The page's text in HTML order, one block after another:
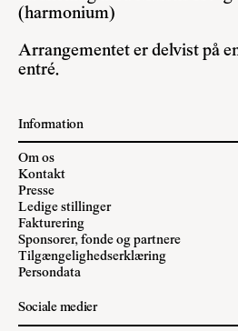
(harmonium)
Arrangementet er delvist på
entré.
Information
Om os
Kontakt
Presse
Ledige stillinger
Fakturering
Sponsorer, fonde og partnere
Tilgængelighedserklæring
Persondata
Sociale medier